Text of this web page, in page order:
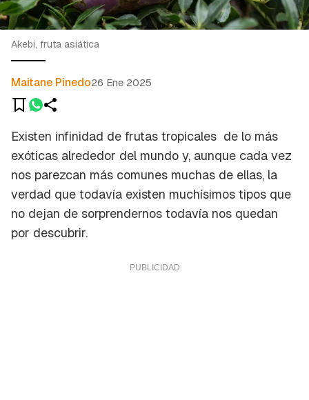
Akebi, fruta asiática
Maitane Pinedo26 Ene 2025
Existen infinidad de frutas tropicales de lo más
exóticas alrededor del mundo y, aunque cada vez
nos parezcan más comunes muchas de ellas, la
verdad que todavía existen muchísimos tipos que
no dejan de sorprendernos todavía nos quedan
por descubrir.